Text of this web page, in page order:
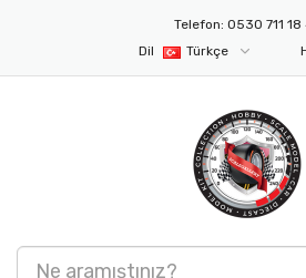
Telefon: 0530 711 18
Dil
Türkçe